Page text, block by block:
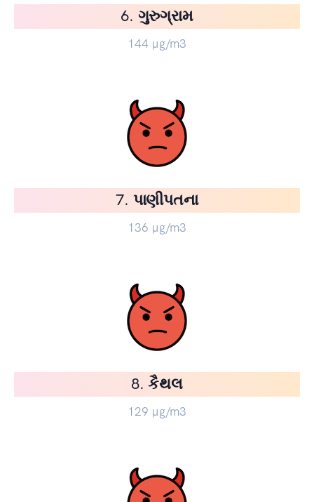
6. ગુરુગ્રામ
144 µg/m3
7. પાણીપતના
136 µg/m3
8. કૈથલ
129 µg/m3